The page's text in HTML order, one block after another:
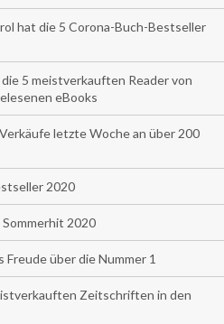
hat die 5 Corona-Buch-Bestseller
5 meistverkauften Reader von
eBooks
letzte Woche an über 200
2020
2020
über die Nummer 1
Zeitschriften in den